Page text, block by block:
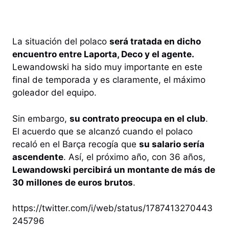
La situación del polaco será tratada en dicho
encuentro entre Laporta, Deco y el agente.
Lewandowski ha sido muy importante en este
final de temporada y es claramente, el máximo
goleador del equipo.
Sin embargo, su contrato preocupa en el club.
El acuerdo que se alcanzó cuando el polaco
recaló en el Barça recogía que su salario sería
ascendente. Así, el próximo año, con 36 años,
Lewandowski percibirá un montante de más de
30 millones de euros brutos.
https://twitter.com/i/web/status/1787413270443
245796